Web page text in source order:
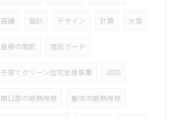
店舗 設計 デザイン 計算 大雪
屋根の雪庇 雪庇ガード
子育てグリーン住宅支援事業 2025
開口部の断熱改修 躯体の断熱改修